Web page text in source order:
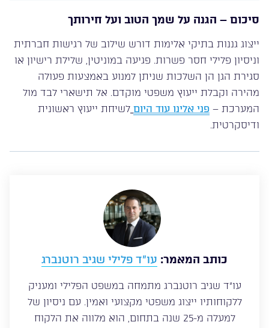
סיכום – הגנה על שמך הטוב ועל חירותך
ייצוג גננות בתיקי אלימות דורש שילוב של רגישות חברתית
וניסיון פלילי חסר פשרות. פגיעה במוניטין, שלילת רישיון או
סגירת הגן הן השלכות שניתן למנוע באמצעות פעולה
מהירה וקבלת ייעוץ משפטי מוקדם. אל תישארי לבד מול
המערכת – פני אלינו עוד היום לשיחת ייעוץ ראשונית
ודיסקרטית.
כותב המאמר: עו”ד פלילי שגיב רוטנברג
עו”ד שגיב רוטנברג מתמחה במשפט הפלילי ומעניק
ללקוחותיו ייצוג משפטי מקצועי ואמין. עם ניסיון של
למעלה מ-25 שנה בתחום, הוא מלווה את הלקוח